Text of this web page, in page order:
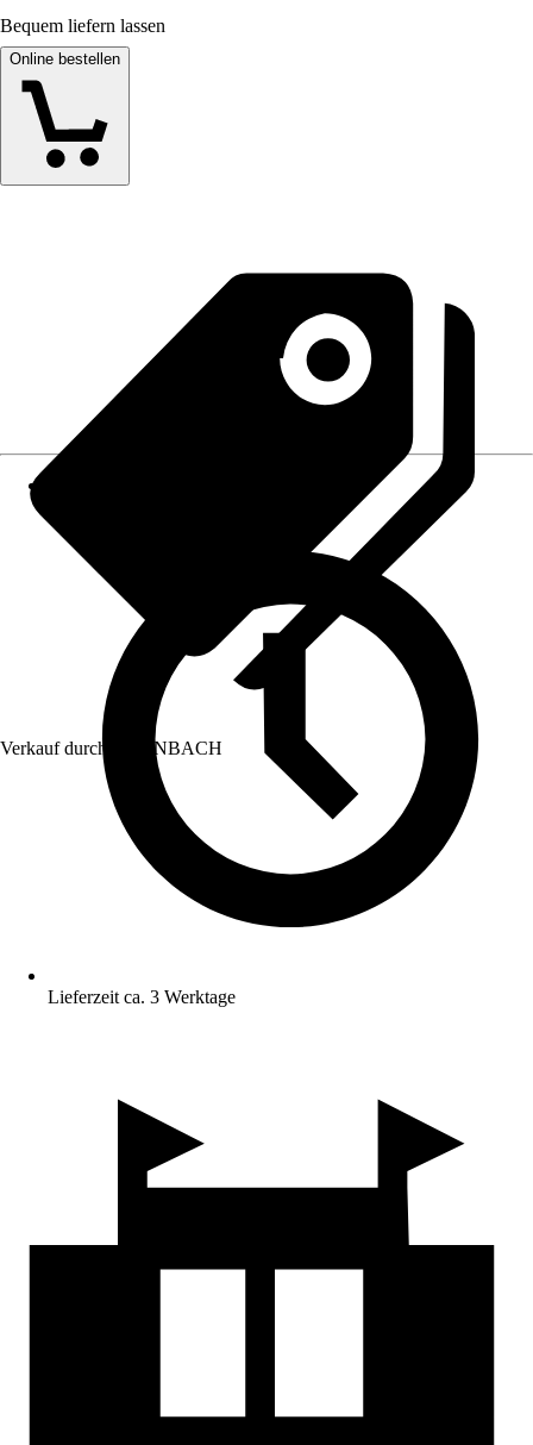
Bequem liefern lassen
Online bestellen
Verkauf durch: HORNBACH
Lieferzeit ca. 3 Werktage